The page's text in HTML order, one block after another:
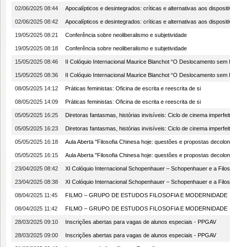
02/06/2025 08:44 Apocalípticos e desintegrados: críticas e alternativas aos
02/06/2025 08:42 Apocalípticos e desintegrados: críticas e alternativas aos
19/05/2025 08:21 Conferência sobre neoliberalismo e subjetividade
19/05/2025 08:18 Conferência sobre neoliberalismo e subjetividade
15/05/2025 08:46 II Colóquio Internacional Maurice Blanchot “O Deslocamento sem
15/05/2025 08:36 II Colóquio Internacional Maurice Blanchot “O Deslocamento sem
08/05/2025 14:12 Práticas feministas: Oficina de escrita e reescrita de si
08/05/2025 14:09 Práticas feministas: Oficina de escrita e reescrita de si
05/05/2025 16:25 Diretoras fantasmas, histórias invisíveis: Ciclo de cinema
05/05/2025 16:23 Diretoras fantasmas, histórias invisíveis: Ciclo de cinema
05/05/2025 16:18 Aula Aberta "Filosofia Chinesa hoje: questões e propostas
05/05/2025 16:15 Aula Aberta "Filosofia Chinesa hoje: questões e propostas
23/04/2025 08:42 XI Colóquio Internacional Schopenhauer – Schopenhauer e a
23/04/2025 08:38 XI Colóquio Internacional Schopenhauer – Schopenhauer e a
08/04/2025 11:45 FILMO – GRUPO DE ESTUDOS FILOSOFIA E MODERNIDADE
08/04/2025 11:42 FILMO – GRUPO DE ESTUDOS FILOSOFIA E MODERNIDADE
28/03/2025 09:10 Inscrições abertas para vagas de alunos especiais - PPGAV
28/03/2025 09:00 Inscrições abertas para vagas de alunos especiais - PPGAV